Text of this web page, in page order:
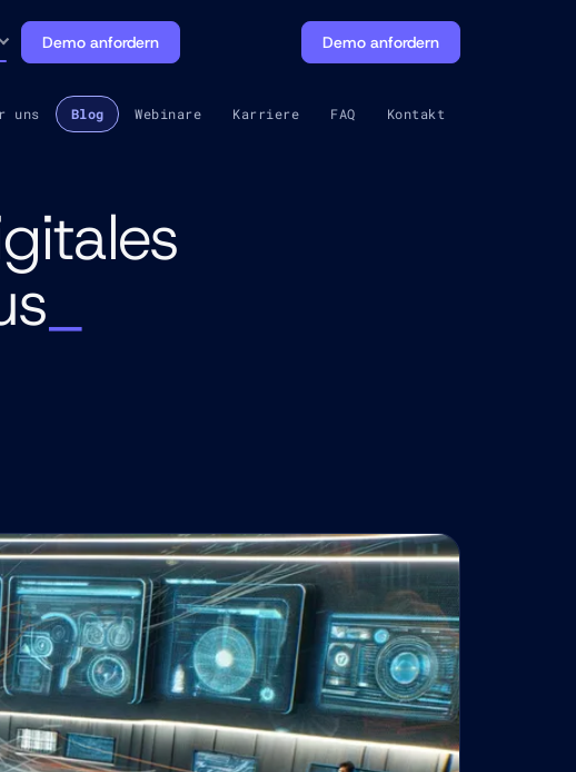
Demo anfordern Demo anfordern
uns Blog Webinare Karriere FAQ Kontakt